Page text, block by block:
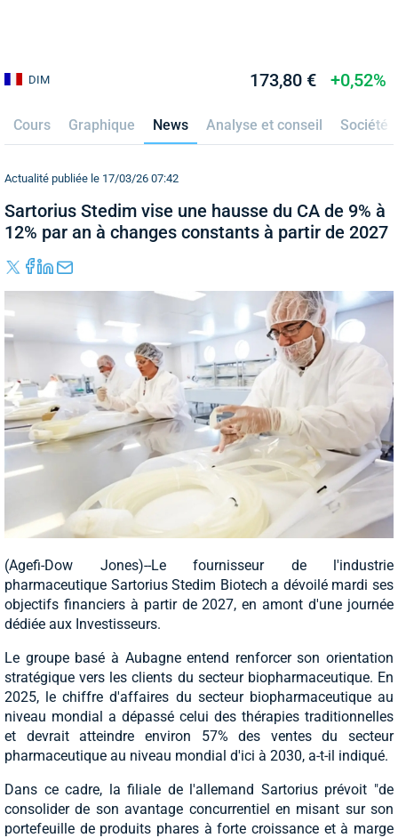
DIM 173,80 € +0,52%
Cours Graphique News Analyse et conseil Société
Actualité publiée le 17/03/26 07:42
Sartorius Stedim vise une hausse du CA de 9% à
12% par an à changes constants à partir de 2027
(Agefi-Dow Jones)--Le fournisseur de l'industrie
pharmaceutique Sartorius Stedim Biotech a dévoilé mardi ses
objectifs financiers à partir de 2027, en amont d'une journée
dédiée aux Investisseurs.
Le groupe basé à Aubagne entend renforcer son orientation
stratégique vers les clients du secteur biopharmaceutique. En
2025, le chiffre d'affaires du secteur biopharmaceutique au
niveau mondial a dépassé celui des thérapies traditionnelles
et devrait atteindre environ 57% des ventes du secteur
pharmaceutique au niveau mondial d'ici à 2030, a-t-il indiqué.
Dans ce cadre, la filiale de l'allemand Sartorius prévoit "de
consolider de son avantage concurrentiel en misant sur son
portefeuille de produits phares à forte croissance et à marge